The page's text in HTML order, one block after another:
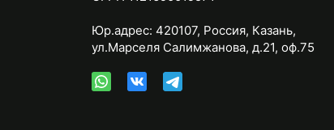
Юр.адрес: 420107, Россия, Казань,
ул.Марселя Салимжанова, д.21, оф.75